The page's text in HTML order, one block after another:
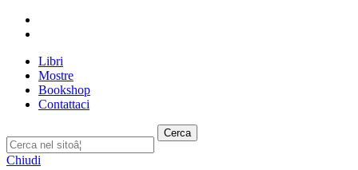
Libri
Mostre
Bookshop
Contattaci
Cerca
Chiudi